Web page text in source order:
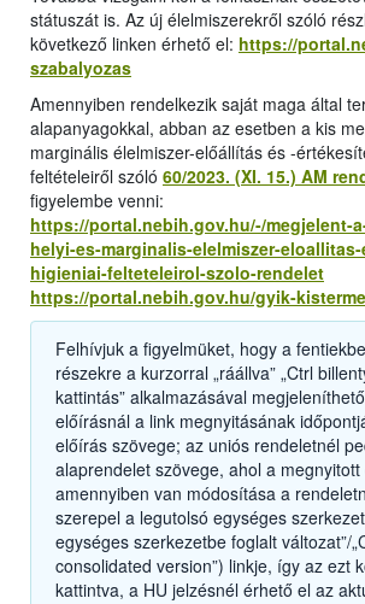
státuszát is. Az új élelmiszerekről szóló
következő linken érhető el: https://
szabalyozas
Amennyiben rendelkezik saját maga által
alapanyagokkal, abban az esetben a kis
marginális élelmiszer-előállítás és -
feltételeiről szóló 60/2023. (XI. 15.) AM
figyelembe venni:
https://portal.nebih.gov.hu/-/megjelent-
helyi-es-marginalis-elelmiszer-
higieniai-felteteleirol-szolo-rendelet
https://portal.nebih.gov.hu/gyik-
Felhívjuk a figyelmüket, hogy a
részekre a kurzorral „ráállva” „Ctrl
kattintás” alkalmazásával
előírásnál a link megnyitásának
előírás szövege; az uniós rendeletnél
alaprendelet szövege, ahol a megnyitott
amennyiben van módosítása a
szerepel a legutolsó egységes
egységes szerkezetbe foglalt változat”/
consolidated version”) linkje, így az ezt
kattintva, a HU jelzésnél érhető el az